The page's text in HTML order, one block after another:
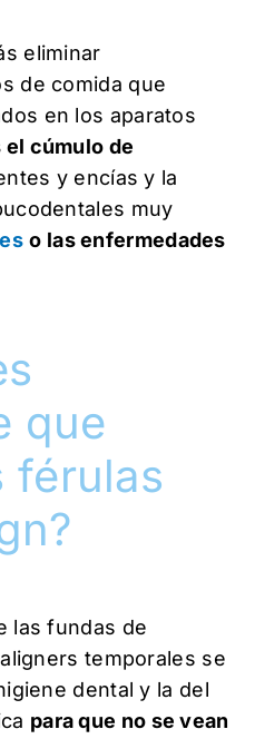
eliminar
de comida que
en los aparatos
cúmulo de
y encías y la
muy
o las enfermedades
que
férulas
las fundas de
temporales se
dental y la del
para que no se vean